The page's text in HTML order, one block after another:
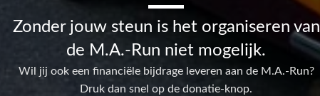
Zonder jouw steun is het organiseren van
de M.A.-Run niet mogelijk.
Wil jij ook een financiële bijdrage leveren aan de M.A.-Run?
Druk dan snel op de donatie-knop.